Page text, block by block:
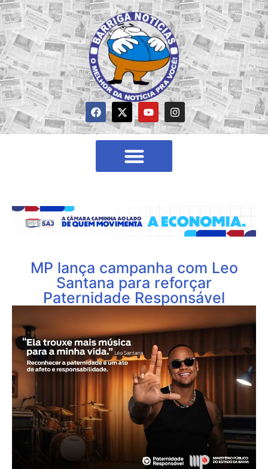
MP lança campanha com Leo
Santana para reforçar
Paternidade Responsável